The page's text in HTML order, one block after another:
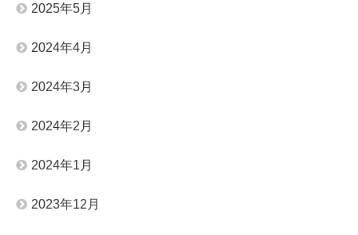
2025年5月
2024年4月
2024年3月
2024年2月
2024年1月
2023年12月